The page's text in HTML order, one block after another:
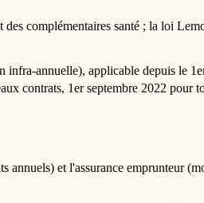
complémentaires santé ; la loi
annuelle), applicable depuis le
contrats, 1er septembre 2022 pour
annuels) et l'assurance emprunteur